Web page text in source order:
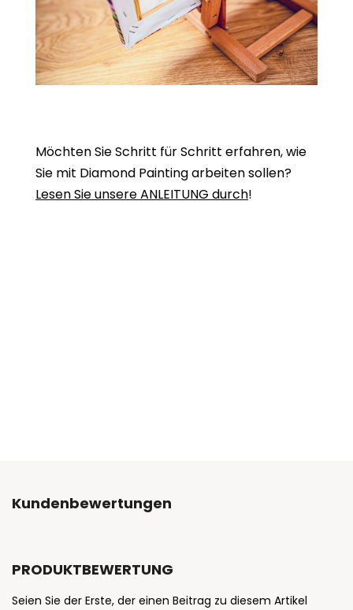
Möchten Sie Schritt für Schritt erfahren, wie
Sie mit Diamond Painting arbeiten sollen?
Lesen Sie unsere ANLEITUNG durch!
Kundenbewertungen
PRODUKTBEWERTUNG
Seien Sie der Erste, der einen Beitrag zu diesem Artikel